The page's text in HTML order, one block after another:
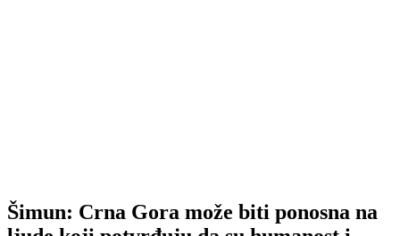
Šimun: Crna Gora može biti ponosna na